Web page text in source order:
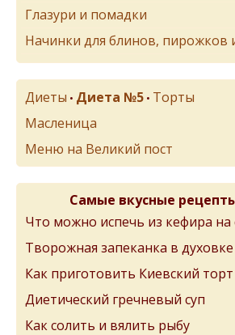
Глазури и помадки
Начинки для блинов, пирожков
Диеты • Диета №5 • Торты
Масленица
Меню на Великий пост
Самые вкусные
Что можно испечь из кефира на
Творожная запеканка в духовке
Как приготовить Киевский торт
Диетический гречневый суп
Как солить и вялить рыбу